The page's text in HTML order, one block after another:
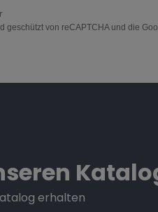
geschützt von reCAPTCHA und die
erhalten